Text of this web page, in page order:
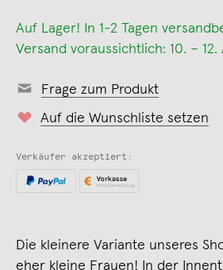
Auf Lager! In 1-2 Tagen
Versand voraussichtlich: 10. – 12.
Frage zum Produkt
Auf die Wunschliste setzen
Verkäufer akzeptiert:
Die kleinere Variante unseres
eher kleine Frauen! In der